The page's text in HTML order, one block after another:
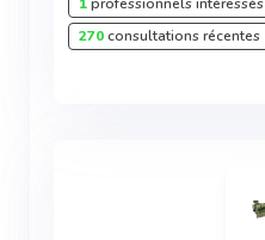
270consultations récentes